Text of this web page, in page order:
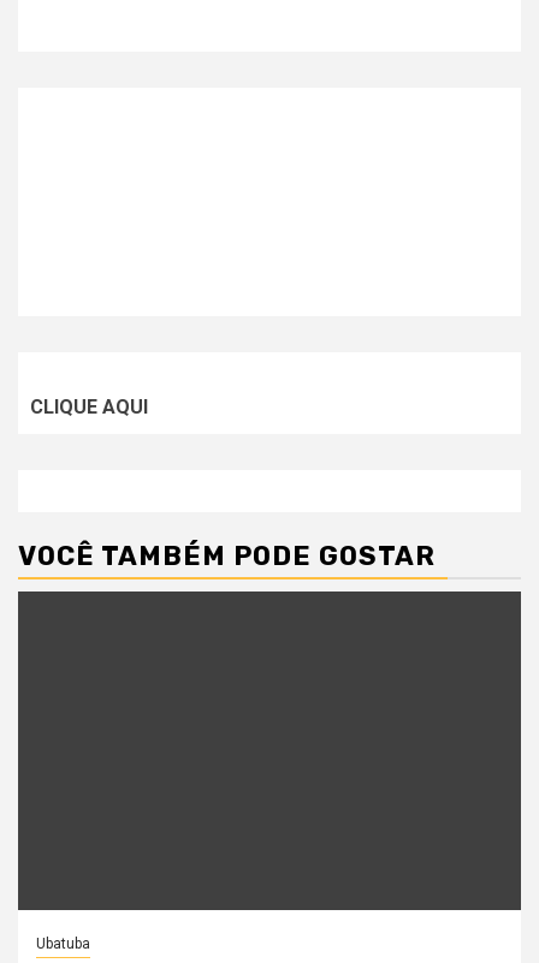
CLIQUE AQUI
VOCÊ TAMBÉM PODE GOSTAR
Ubatuba